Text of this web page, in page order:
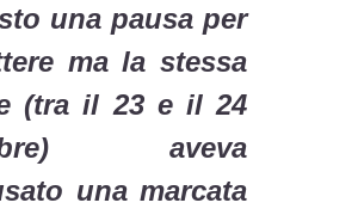
una pausa per
ma la stessa
(tra il 23 e il 24
aveva
una marcata